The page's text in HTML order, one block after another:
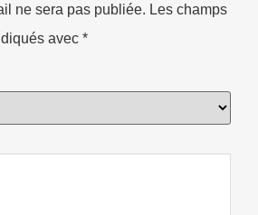
ne sera pas publiée. Les champs
avec *